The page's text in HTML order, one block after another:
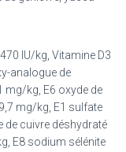
IU/kg, Vitamine D3
analogue de
mg/kg, E6 oxyde de
mg/kg, E1 sulfate
de cuivre déshydraté
E8 sodium sélénite